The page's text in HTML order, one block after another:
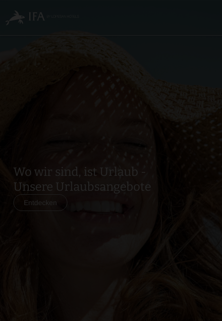
Wo
Urlaubsangebote
Wo wir sind, ist Urlaub -
Unsere Urlaubsangebote
Entdecken